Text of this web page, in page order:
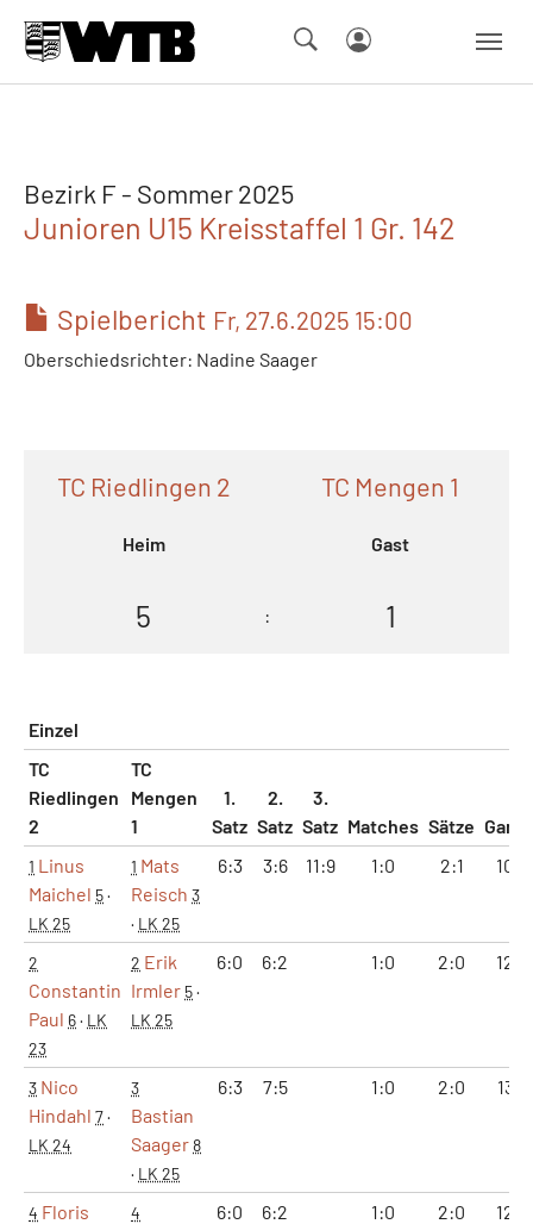
Bezirk F - Sommer 2025
Junioren U15 Kreisstaffel 1 Gr. 142
Spielbericht Fr, 27.6.2025 15:00
Oberschiedsrichter: Nadine Saager
TC Riedlingen 2
Heim
TC Mengen 1
Gast
5 : 1
Einzel
TC
Riedlingen
2
TC
Mengen
1
1.
Satz
2.
Satz
3.
Satz Matches Sätze
1 Linus
Maichel 5·
LK 25
1 Mats
Reisch 3
· LK 25
6:3 3:6 11:9 1:0 2:1 10:9
2
Constantin
Paul 6· LK
23
2 Erik
Irmler 5·
LK 25
6:0 6:2 1:0 2:0 12:2
3 Nico
Hindahl 7·
LK 24
3
Bastian
Saager8
· LK 25
6:3 7:5 1:0 2:0 13:8
4 Floris
4 6:0 6:2 1:0 2:0 12:2